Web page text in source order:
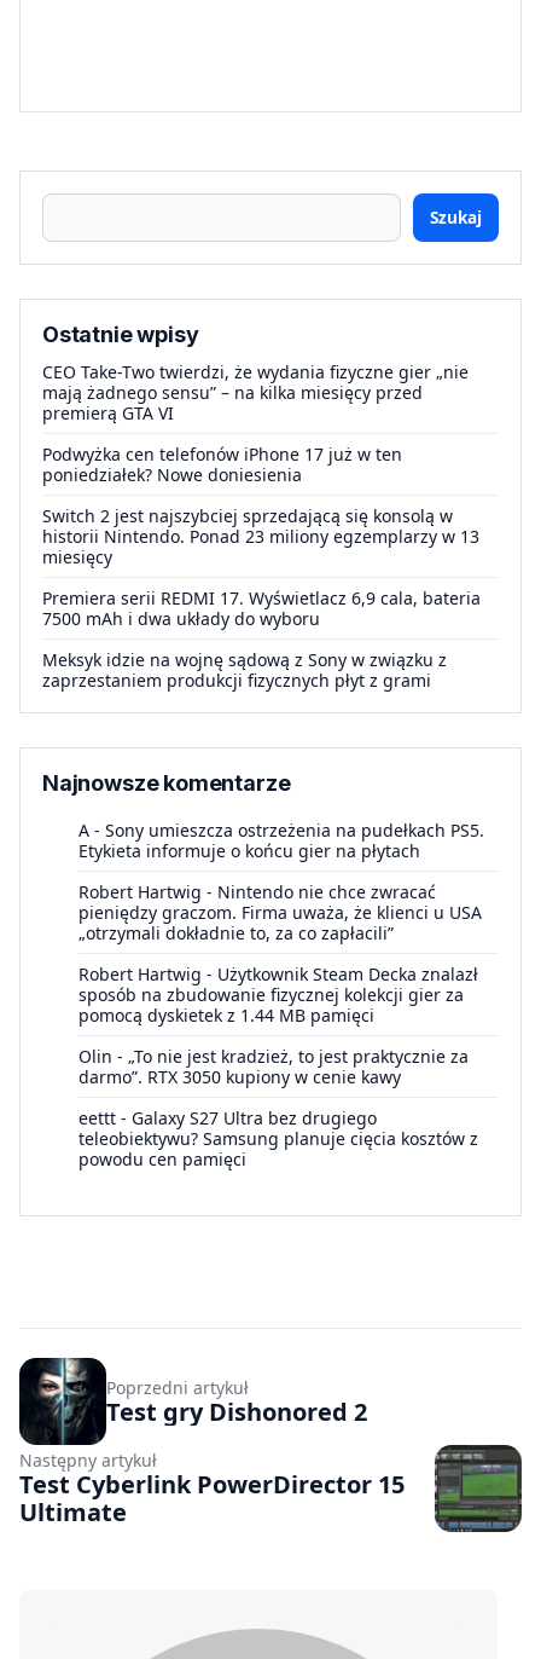
Szukaj
Ostatnie wpisy
CEO Take-Two twierdzi, że wydania fizyczne gier „nie
mają żadnego sensu” – na kilka miesięcy przed
premierą GTA VI
Podwyżka cen telefonów iPhone 17 już w ten
poniedziałek? Nowe doniesienia
Switch 2 jest najszybciej sprzedającą się konsolą w
historii Nintendo. Ponad 23 miliony egzemplarzy w 13
miesięcy
Premiera serii REDMI 17. Wyświetlacz 6,9 cala, bateria
7500 mAh i dwa układy do wyboru
Meksyk idzie na wojnę sądową z Sony w związku z
zaprzestaniem produkcji fizycznych płyt z grami
Najnowsze komentarze
A - Sony umieszcza ostrzeżenia na pudełkach PS5.
Etykieta informuje o końcu gier na płytach
Robert Hartwig - Nintendo nie chce zwracać
pieniędzy graczom. Firma uważa, że klienci u USA
„otrzymali dokładnie to, za co zapłacili”
Robert Hartwig - Użytkownik Steam Decka znalazł
sposób na zbudowanie fizycznej kolekcji gier za
pomocą dyskietek z 1.44 MB pamięci
Olin - „To nie jest kradzież, to jest praktycznie za
darmo”. RTX 3050 kupiony w cenie kawy
eettt - Galaxy S27 Ultra bez drugiego
teleobiektywu? Samsung planuje cięcia kosztów z
powodu cen pamięci
Poprzedni artykuł
Test gry Dishonored 2
Następny artykuł
Test Cyberlink PowerDirector 15
Ultimate